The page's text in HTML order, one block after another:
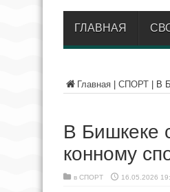
ГЛАВНАЯ
Главная СПОРТ В
В Бишкеке
конному
в СПОРТ 16.05.2026